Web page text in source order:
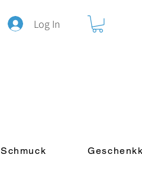
Log In
Schmuck